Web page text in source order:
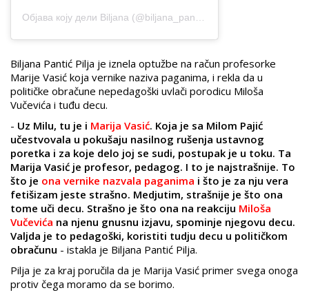
Biljana Pantić Pilja je iznela optužbe na račun profesorke
Marije Vasić koja vernike naziva paganima, i rekla da u
političke obračune nepedagoški uvlači porodicu Miloša
Vučevića i tuđu decu.
- Uz Milu, tu je i Marija Vasić. Koja je sa Milom Pajić
učestvovala u pokušaju nasilnog rušenja ustavnog
poretka i za koje delo joj se sudi, postupak je u toku. Ta
Marija Vasić je profesor, pedagog. I to je najstrašnije. To
što je ona vernike nazvala paganima i što je za nju vera
fetišizam jeste strašno. Medjutim, strašnije je što ona
tome uči decu. Strašno je što ona na reakciju Miloša
Vučevića na njenu gnusnu izjavu, spominje njegovu decu.
Valjda je to pedagoški, koristiti tudju decu u političkom
obračunu - istakla je Biljana Pantić Pilja.
Pilja je za kraj poručila da je Marija Vasić primer svega onoga
protiv čega moramo da se borimo.